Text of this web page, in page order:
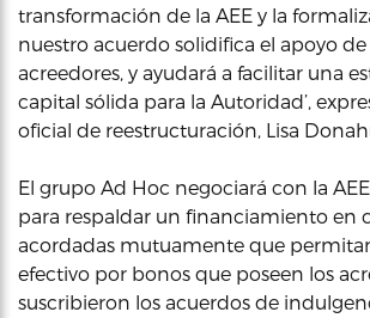
transformación de la AEE y la
nuestro acuerdo solidifica el apoyo
acreedores, y ayudará a facilitar una
capital sólida para la Autoridad’,
oficial de reestructuración, Lisa
El grupo Ad Hoc negociará con la
para respaldar un financiamiento en
acordadas mutuamente que
efectivo por bonos que poseen los
suscribieron los acuerdos de